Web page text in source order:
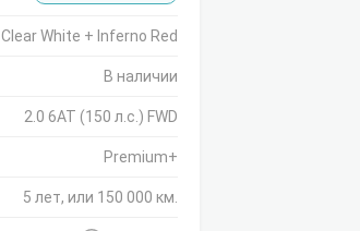
Clear White + Inferno Red
В наличии
2.0 6АТ (150 л.с.) FWD
Premium+
5 лет, или 150 000 км.